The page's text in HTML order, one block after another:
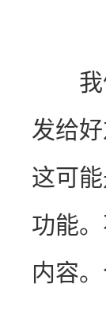
我们
发给
这可
功能
内容